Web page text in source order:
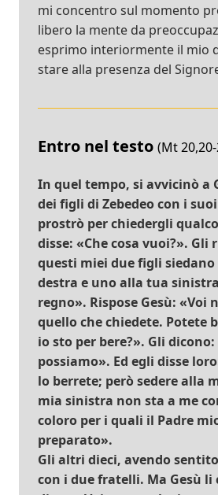
mi concentro sul momento
libero la mente da
esprimo interiormente il mio
stare alla presenza del
Entro nel testo (Mt
In quel tempo, si avvicinò a
dei figli di Zebedeo con i
prostrò per chiedergli
disse: «Che cosa vuoi?». Gli
questi miei due figli
destra e uno alla tua
regno». Rispose Gesù: «Voi
quello che chiedete. Potete
io sto per bere?». Gli dicono:
possiamo». Ed egli disse
lo berrete; però sedere alla
mia sinistra non sta a me
coloro per i quali il Padre
preparato».
Gli altri dieci, avendo
con i due fratelli. Ma Gesù li